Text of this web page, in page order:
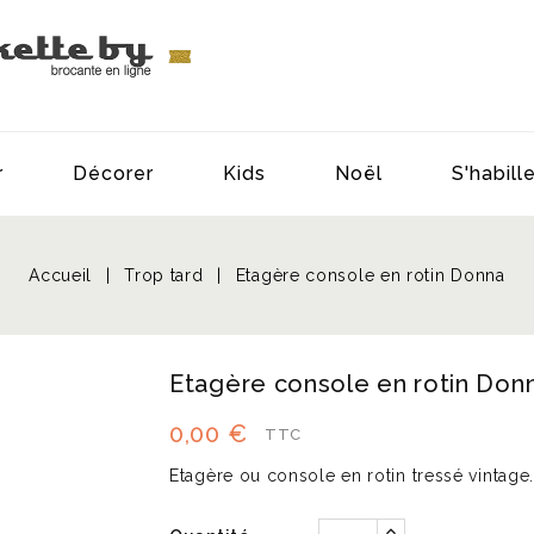
Décorer Kids Noël
Accueil Trop tard Etagère console en rotin Donna
Etagère console en rotin
0,00 €
TTC
Etagère ou console en rotin tressé vintage.